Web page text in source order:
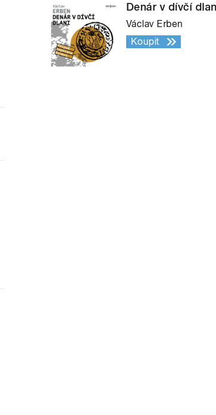
Denár v dívčí
Václav Erben
Koupit